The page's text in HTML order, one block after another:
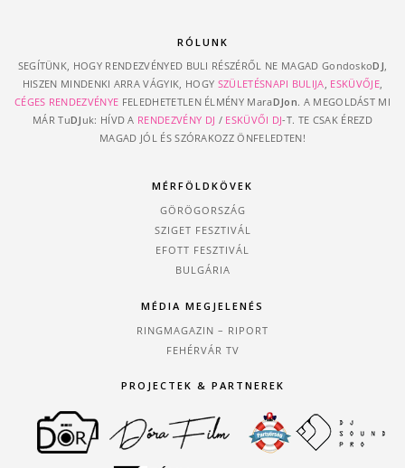
RÓLUNK
SEGÍTÜNK, HOGY RENDEZVÉNYED BULI RÉSZÉRŐL NE MAGAD GondoskoDJ,
HISZEN MINDENKI ARRA VÁGYIK, HOGY SZÜLETÉSNAPI BULIJA, ESKÜVŐJE,
CÉGES RENDEZVÉNYE FELEDHETETLEN ÉLMÉNY MaraDJon. A MEGOLDÁST MI
MÁR TuDJ uk: HÍVD A RENDEZVÉNY DJ / ESKÜVŐI DJ-T. TE CSAK ÉREZD
MAGAD JÓL ÉS SZÓRAKOZZ ÖNFELEDTEN!
MÉRFÖLDKÖVEK
GÖRÖGORSZÁG
SZIGET FESZTIVÁL
EFOTT FESZTIVÁL
BULGÁRIA
MÉDIA MEGJELENÉS
RINGMAGAZIN – RIPORT
FEHÉRVÁR TV
PROJECTEK & PARTNEREK